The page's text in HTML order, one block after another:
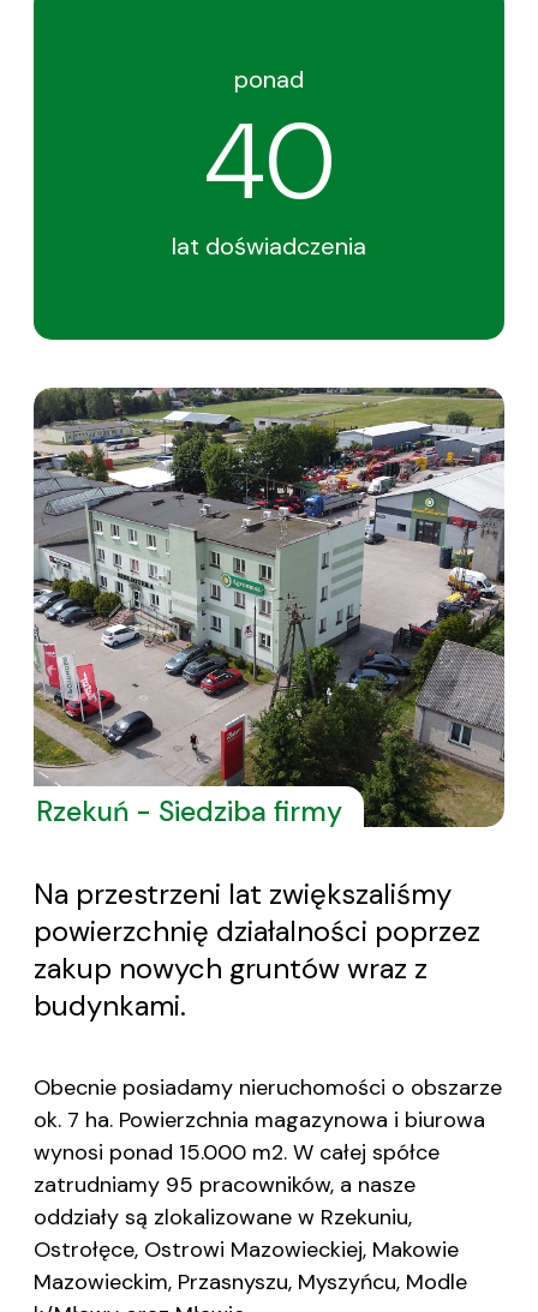
ponad
40
lat doświadczenia
Rzekuń - Siedziba firmy
Na przestrzeni lat zwiększaliśmy
powierzchnię działalności poprzez
zakup nowych gruntów wraz z
budynkami.
Obecnie posiadamy nieruchomości o obszarze
ok. 7 ha. Powierzchnia magazynowa i biurowa
wynosi ponad 15.000 m2. W całej spółce
zatrudniamy 95 pracowników, a nasze
oddziały są zlokalizowane w Rzekuniu,
Ostrołęce, Ostrowi Mazowieckiej, Makowie
Mazowieckim, Przasnyszu, Myszyńcu, Modle